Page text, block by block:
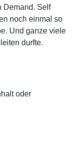
Demand. Self
noch einmal so
Und ganze viele
durfte.
oder